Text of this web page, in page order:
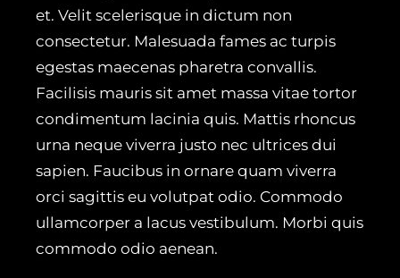
et. Velit scelerisque in dictum non
consectetur. Malesuada fames ac turpis
egestas maecenas pharetra convallis.
Facilisis mauris sit amet massa vitae tortor
condimentum lacinia quis. Mattis rhoncus
urna neque viverra justo nec ultrices dui
sapien. Faucibus in ornare quam viverra
orci sagittis eu volutpat odio. Commodo
ullamcorper a lacus vestibulum. Morbi quis
commodo odio aenean.